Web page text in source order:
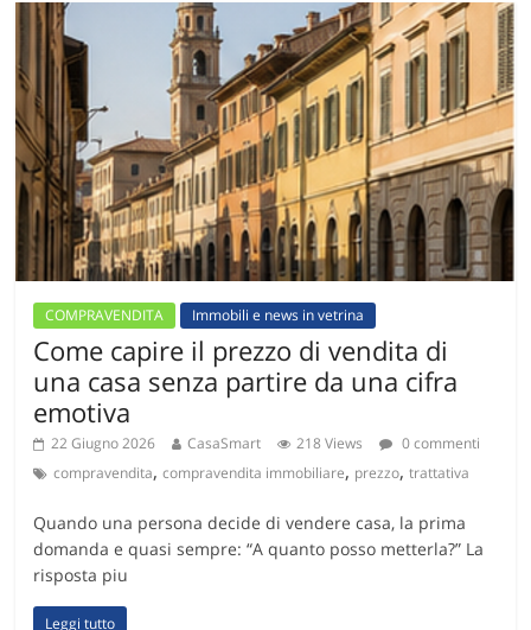
COMPRAVENDITA Immobili e news in vetrina
Come capire il prezzo di vendita di
una casa senza partire da una cifra
emotiva
22 Giugno 2026 CasaSmart 218 Views
0 commenti
compravendita,compravendita immobiliare, prezzo,trattativa
Quando una persona decide di vendere casa, la prima
domanda e quasi sempre: “A quanto posso metterla?” La
risposta piu
Leggi tutto